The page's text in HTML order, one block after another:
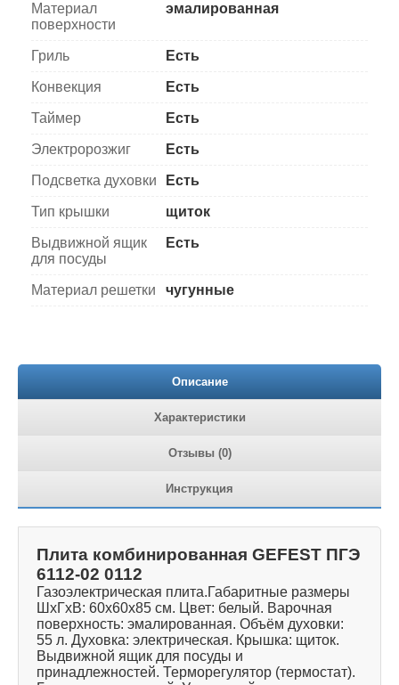
Материал
поверхности
эмалированная
Гриль Есть
Конвекция Есть
Таймер Есть
Электророзжиг Есть
Подсветка духовки Есть
Тип крышки щиток
Выдвижной ящик
для посуды
Есть
Материал решетки чугунные
Описание
Характеристики
Отзывы (0)
Инструкция
Плита комбинированная GEFEST ПГЭ
6112-02 0112
Газоэлектрическая плита.Габаритные размеры
ШхГхВ: 60х60х85 см. Цвет: белый. Варочная
поверхность: эмалированная. Объём духовки:
55 л. Духовка: электрическая. Крышка: щиток.
Выдвижной ящик для посуды и
принадлежностей. Терморегулятор (термостат).